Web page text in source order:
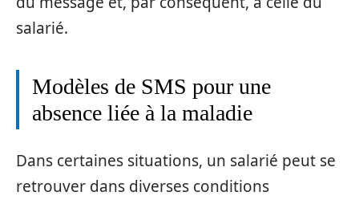
salarié.
Modèles de SMS pour une
absence liée à la maladie
Dans certaines situations, un salarié peut se
retrouver dans diverses conditions